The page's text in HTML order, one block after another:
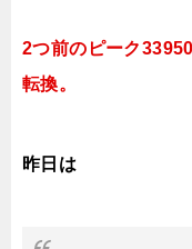
2つ前のピーク
転換。
昨日は